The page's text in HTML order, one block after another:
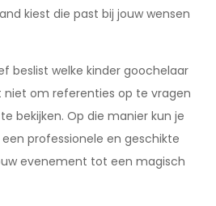
kiest die past bij jouw wensen
beslist welke kinder goochelaar
niet om referenties op te vragen
bekijken. Op die manier kun je
professionele en geschikte
evenement tot een magisch